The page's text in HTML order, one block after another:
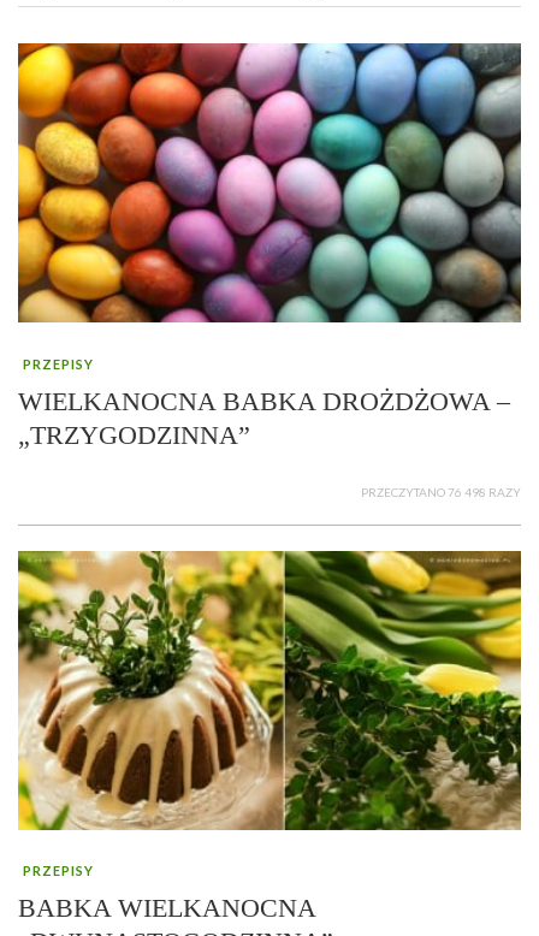
PRZEPISY
WIELKANOCNA BABKA DROŻDŻOWA –
„TRZYGODZINNA”
PRZECZYTANO 76 498 RAZY
PRZEPISY
BABKA WIELKANOCNA